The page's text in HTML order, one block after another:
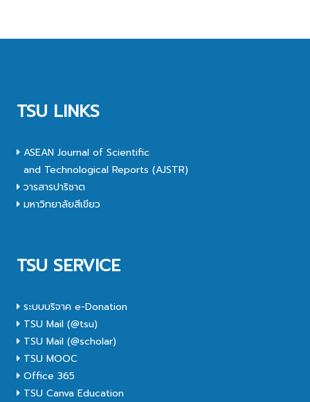
TSU LINKS
ASEAN Journal of Scientific
and Technological Reports (AJSTR)
วารสารปาริชาต
มหาวิทยาลัยสีเขียว
TSU SERVICE
ระบบบริจาค e-Donation
TSU Mail (@tsu)
TSU Mail (@scholar)
TSU MOOC
Office 365
TSU Canva Education